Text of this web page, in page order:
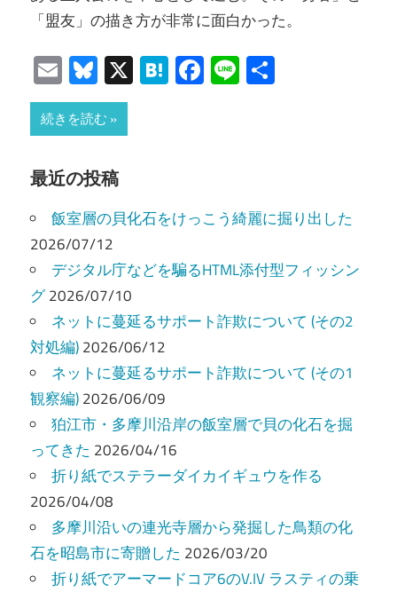
「盟友」の描き方が非常に面白かった。
EmailBluesky
X Hatena
Facebook
Line
続きを読む
最近の投稿
飯室層の貝化石をけっこう綺麗に掘り出した
2026/07/12
デジタル庁などを騙るHTML添付型フィッシン
グ2026/07/10
ネットに蔓延るサポート詐欺について (その2
対処編)2026/06/12
ネットに蔓延るサポート詐欺について (その1
観察編)2026/06/09
狛江市・多摩川沿岸の飯室層で貝の化石を掘
ってきた 2026/04/16
折り紙でステラーダイカイギュウを作る
2026/04/08
多摩川沿いの連光寺層から発掘した鳥類の化
石を昭島市に寄贈した 2026/03/20
折り紙でアーマードコア6のV.IV ラスティの乗